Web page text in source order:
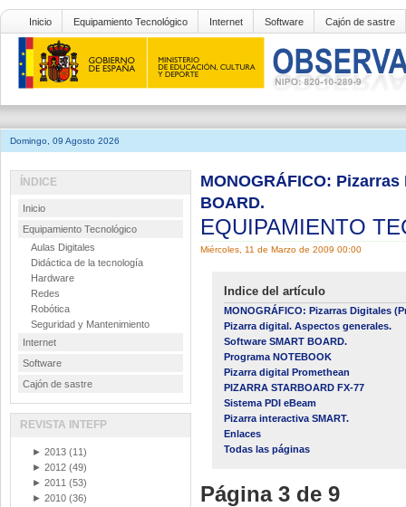
Inicio Equipamiento Tecnológico Internet Software Cajón de sastre
Domingo, 09 Agosto 2026
MONOGRÁFICO:
BOARD.
EQUIPAMIENTO
Miércoles, 11 de Marzo de 2009 00:00
Indice del artículo
MONOGRÁFICO: Pizarras Digitales
Pizarra digital. Aspectos generales.
Software SMART BOARD.
Programa NOTEBOOK
Pizarra digital Promethean
PIZARRA STARBOARD FX-77
Sistema PDI eBeam
Pizarra interactiva SMART.
Enlaces
Todas las páginas
Página 3 de 9
ÍNDICE
Inicio
Equipamiento Tecnológico
Aulas Digitales
Didáctica de la tecnología
Hardware
Redes
Robótica
Seguridad y Mantenimiento
Internet
Software
Cajón de sastre
REVISTA INTEFP
► 2013 (11)
► 2012 (49)
► 2011 (53)
► 2010 (36)